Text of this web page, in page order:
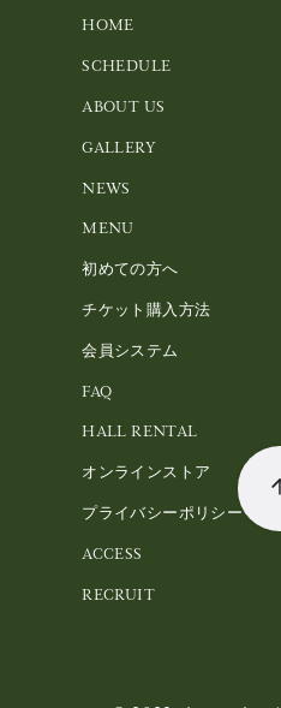
HOME
SCHEDULE
ABOUT US
GALLERY
NEWS
MENU
初めての方へ
チケット購入方法
会員システム
FAQ
HALL RENTAL
オンラインストア
プライバシーポリシー
ACCESS
RECRUIT